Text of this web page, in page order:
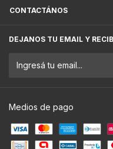
CONTACTÁNOS
DEJANOS TU EMAIL Y
Medios de pago